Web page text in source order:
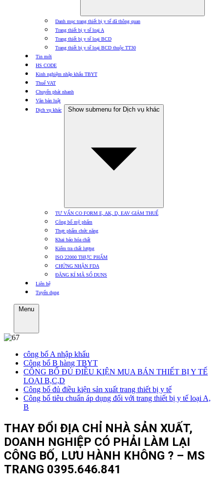
Danh mục trang thiết bị y tế đã thông quan
Trang thiết bị y tế loại A
Trang thiết bị y tế loại BCD
Trang thiết bị y tế loại BCD thuộc TT30
Tin mới
HS CODE
Kinh nghiệm nhập khẩu TBYT
Thuế VAT
Chuyển phát nhanh
Văn bản luật
Dịch vụ khác
Show submenu for Dịch vụ khác
TƯ VẤN CO FORM E, AK, D, EAV GIẢM THUẾ
Công bố mỹ phẩm
Thực phẩm chức năng
Khai báo hóa chất
Kiểm tra chất lượng
ISO 22000 THỰC PHẨM
CHỨNG NHẬN FDA
ĐĂNG KÍ MÃ SỐ DUNS
Liên hệ
Tuyển dụng
Menu
công bố A nhập khẩu
Công bố B hàng TBYT
CÔNG BỐ ĐỦ ĐIỀU KIỆN MUA BÁN THIẾT BỊ Y TẾ
LOẠI B,C,D
Công bố đủ điều kiện sản xuất trang thiết bị y tế
Công bố tiêu chuẩn áp dụng đối với trang thiết bị y tế loại A,
B
THAY ĐỔI ĐỊA CHỈ NHÀ SẢN XUẤT,
DOANH NGHIỆP CÓ PHẢI LÀM LẠI
CÔNG BỐ, LƯU HÀNH KHÔNG ? – MS
TRANG 0395.646.841